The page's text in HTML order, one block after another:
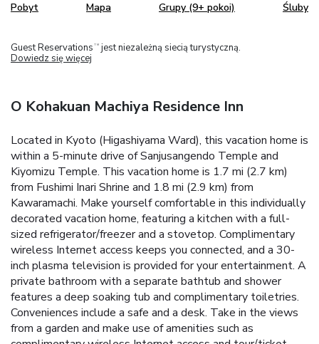
Pobyt Mapa Grupy (9+ pokoi) Śluby
Guest Reservations TM jest niezależną siecią turystyczną.
Dowiedz się więcej
O Kohakuan Machiya Residence Inn
Located in Kyoto (Higashiyama Ward), this vacation home is
within a 5-minute drive of Sanjusangendo Temple and
Kiyomizu Temple. This vacation home is 1.7 mi (2.7 km)
from Fushimi Inari Shrine and 1.8 mi (2.9 km) from
Kawaramachi. Make yourself comfortable in this individually
decorated vacation home, featuring a kitchen with a full-
sized refrigerator/freezer and a stovetop. Complimentary
wireless Internet access keeps you connected, and a 30-
inch plasma television is provided for your entertainment. A
private bathroom with a separate bathtub and shower
features a deep soaking tub and complimentary toiletries.
Conveniences include a safe and a desk. Take in the views
from a garden and make use of amenities such as